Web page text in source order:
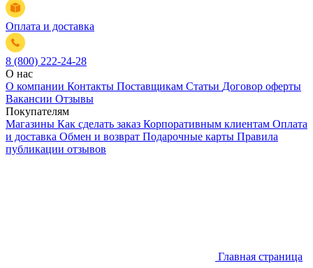
Оплата и доставка
8 (800) 222-24-28
О нас
О компании Контакты Поставщикам Статьи Договор оферты
Вакансии Отзывы
Покупателям
Магазины Как сделать заказ Корпоративным клиентам Оплата
и доставка Обмен и возврат Подарочные карты Правила
публикации отзывов
Главная страница